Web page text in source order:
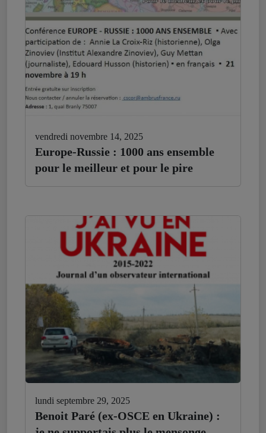
vendredi novembre 14, 2025
Europe-Russie : 1000 ans ensemble
pour le meilleur et pour le pire
lundi septembre 29, 2025
Benoit Paré (ex-OSCE en Ukraine) :